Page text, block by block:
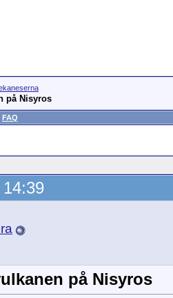
på Nisyros
FAQ
på Nisyros